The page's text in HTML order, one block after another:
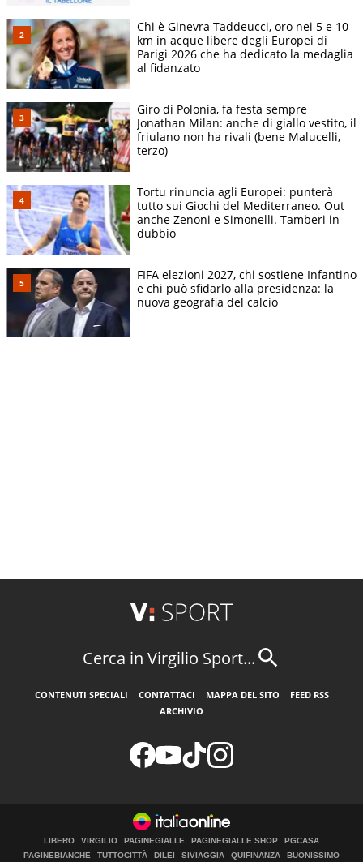
Chi è Ginevra Taddeucci, oro nei 5 e 10
km in acque libere degli Europei di
Parigi 2026 che ha dedicato la medaglia
al fidanzato
Giro di Polonia, fa festa sempre
Jonathan Milan: anche di giallo vestito, il
friulano non ha rivali (bene Malucelli,
terzo)
Tortu rinuncia agli Europei: punterà
tutto sui Giochi del Mediterraneo. Out
anche Zenoni e Simonelli. Tamberi in
dubbio
FIFA elezioni 2027, chi sostiene Infantino
e chi può sfidarlo alla presidenza: la
nuova geografia del calcio
Cerca in Virgilio Sport...
CONTENUTI SPECIALI CONTATTACI MAPPA DEL SITO
FEED RSS
ARCHIVIO
LIBERO VIRGILIO PAGINEGIALLE PAGINEGIALLE SHOP
PGCASA
PAGINEBIANCHE
TUTTOCITTÀ DILEI SIVIAGGIA QUIFINANZA BUONISSIMO